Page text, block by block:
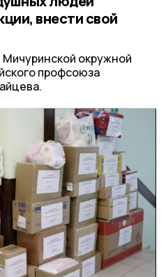
внести свой
окружной
профсоюза